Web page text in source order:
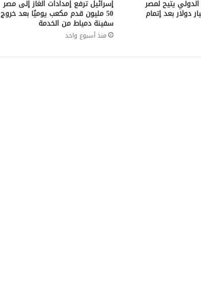
يتيح لمصر
مليار دولار بعد إتمام
إسرائيل ترفع إمدادات الغاز إلى مصر
50 مليون قدم مكعب يوميًا بعد خروج
سفينة دمياط من الخدمة
منذ أسبوع واحد